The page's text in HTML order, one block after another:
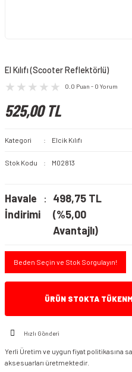
El Kılıfı (Scooter Reflektörlü)
0.0 Puan - 0 Yorum
525,00 TL
Kategori Elcik Kılıfı
Stok Kodu M02813
Havale
İndirimi
498,75 TL
(%5,00
Avantajlı)
Beden Seçin ve Stok Sorgulayın!
ÜRÜN STOKTA
Hızlı Gönderi
Yerli Üretim ve uygun fiyat politikasına
aksesuarları üretmektedir.